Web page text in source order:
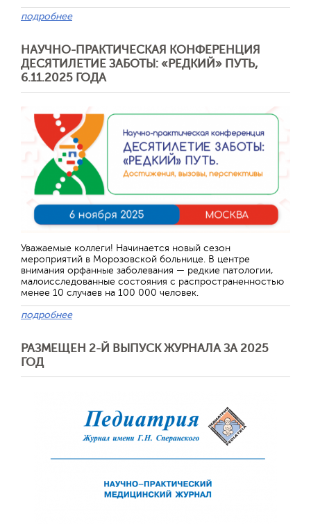
подробнее
НАУЧНО-ПРАКТИЧЕСКАЯ КОНФЕРЕНЦИЯ
ДЕСЯТИЛЕТИЕ ЗАБОТЫ: «РЕДКИЙ» ПУТЬ,
6.11.2025 ГОДА
Уважаемые коллеги! Начинается новый сезон
мероприятий в Морозовской больнице. В центре
внимания орфанные заболевания — редкие патологии,
малоисследованные состояния с распространенностью
менее 10 случаев на 100 000 человек.
подробнее
РАЗМЕЩЕН 2-Й ВЫПУСК ЖУРНАЛА ЗА 2025
ГОД